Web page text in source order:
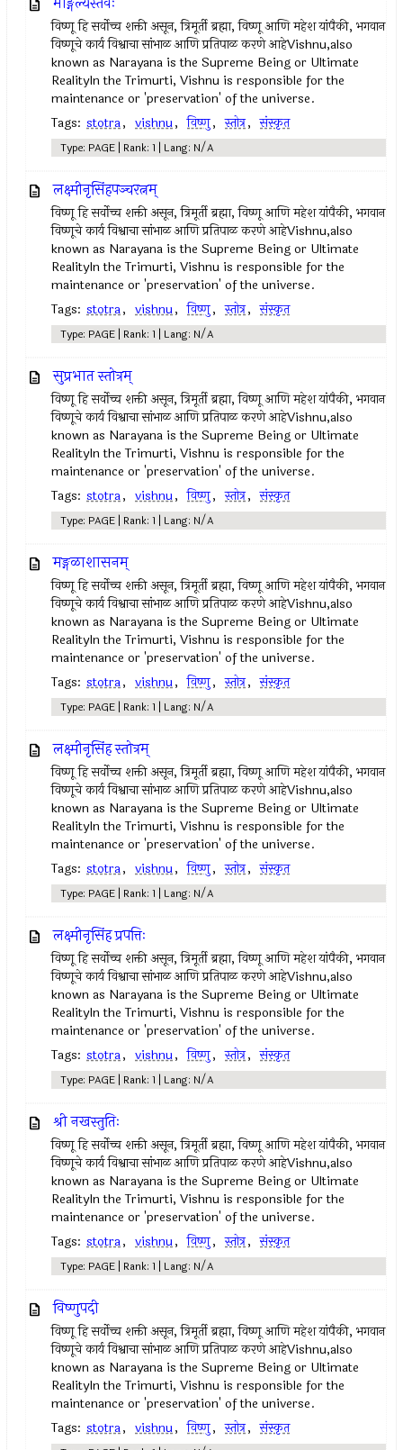
विष्णू हि सर्वोच्च शक्ती असून, त्रिमूर्ती ब्रह्मा, विष्णू आणि महेश यांपैकी, भगवान
विष्णूचे कार्य विश्वाचा सांभाळ आणि प्रतिपाळ करणे आहेVishnu,also
known as Narayana is the Supreme Being or Ultimate
RealityIn the Trimurti, Vishnu is responsible for the
maintenance or 'preservation' of the universe.
Tags: stotra, vishnu, विष्णु, स्तोत्र, संस्कृत
Type: PAGE | Rank: 1 | Lang: N/A
लक्ष्मीनृसिंहपञ्चरत्नम्
विष्णू हि सर्वोच्च शक्ती असून, त्रिमूर्ती ब्रह्मा, विष्णू आणि महेश यांपैकी, भगवान
विष्णूचे कार्य विश्वाचा सांभाळ आणि प्रतिपाळ करणे आहेVishnu,also
known as Narayana is the Supreme Being or Ultimate
RealityIn the Trimurti, Vishnu is responsible for the
maintenance or 'preservation' of the universe.
Tags: stotra, vishnu, विष्णु, स्तोत्र, संस्कृत
Type: PAGE | Rank: 1 | Lang: N/A
सुप्रभात स्तोत्रम्
विष्णू हि सर्वोच्च शक्ती असून, त्रिमूर्ती ब्रह्मा, विष्णू आणि महेश यांपैकी, भगवान
विष्णूचे कार्य विश्वाचा सांभाळ आणि प्रतिपाळ करणे आहेVishnu,also
known as Narayana is the Supreme Being or Ultimate
RealityIn the Trimurti, Vishnu is responsible for the
maintenance or 'preservation' of the universe.
Tags: stotra, vishnu, विष्णु, स्तोत्र, संस्कृत
Type: PAGE | Rank: 1 | Lang: N/A
मङ्गळाशासनम्
विष्णू हि सर्वोच्च शक्ती असून, त्रिमूर्ती ब्रह्मा, विष्णू आणि महेश यांपैकी, भगवान
विष्णूचे कार्य विश्वाचा सांभाळ आणि प्रतिपाळ करणे आहेVishnu,also
known as Narayana is the Supreme Being or Ultimate
RealityIn the Trimurti, Vishnu is responsible for the
maintenance or 'preservation' of the universe.
Tags: stotra, vishnu, विष्णु, स्तोत्र, संस्कृत
Type: PAGE | Rank: 1 | Lang: N/A
लक्ष्मीनृसिंह स्तोत्रम्
विष्णू हि सर्वोच्च शक्ती असून, त्रिमूर्ती ब्रह्मा, विष्णू आणि महेश यांपैकी, भगवान
विष्णूचे कार्य विश्वाचा सांभाळ आणि प्रतिपाळ करणे आहेVishnu,also
known as Narayana is the Supreme Being or Ultimate
RealityIn the Trimurti, Vishnu is responsible for the
maintenance or 'preservation' of the universe.
Tags: stotra, vishnu, विष्णु, स्तोत्र, संस्कृत
Type: PAGE | Rank: 1 | Lang: N/A
लक्ष्मीनृसिंह प्रपत्तिः
विष्णू हि सर्वोच्च शक्ती असून, त्रिमूर्ती ब्रह्मा, विष्णू आणि महेश यांपैकी, भगवान
विष्णूचे कार्य विश्वाचा सांभाळ आणि प्रतिपाळ करणे आहेVishnu,also
known as Narayana is the Supreme Being or Ultimate
RealityIn the Trimurti, Vishnu is responsible for the
maintenance or 'preservation' of the universe.
Tags: stotra, vishnu, विष्णु, स्तोत्र, संस्कृत
Type: PAGE | Rank: 1 | Lang: N/A
श्री नखस्तुतिः
विष्णू हि सर्वोच्च शक्ती असून, त्रिमूर्ती ब्रह्मा, विष्णू आणि महेश यांपैकी, भगवान
विष्णूचे कार्य विश्वाचा सांभाळ आणि प्रतिपाळ करणे आहेVishnu,also
known as Narayana is the Supreme Being or Ultimate
RealityIn the Trimurti, Vishnu is responsible for the
maintenance or 'preservation' of the universe.
Tags: stotra, vishnu, विष्णु, स्तोत्र, संस्कृत
Type: PAGE | Rank: 1 | Lang: N/A
विष्णुपदी
विष्णू हि सर्वोच्च शक्ती असून, त्रिमूर्ती ब्रह्मा, विष्णू आणि महेश यांपैकी, भगवान
विष्णूचे कार्य विश्वाचा सांभाळ आणि प्रतिपाळ करणे आहेVishnu,also
known as Narayana is the Supreme Being or Ultimate
RealityIn the Trimurti, Vishnu is responsible for the
maintenance or 'preservation' of the universe.
Tags: stotra, vishnu, विष्णु, स्तोत्र, संस्कृत